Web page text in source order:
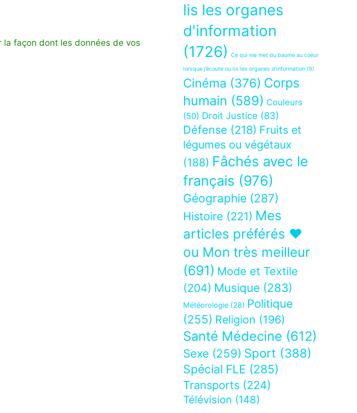
la façon dont les données de vos
lis les organes
d'information
(1726)
Ce qui me met du baume au coeur
lorsque j’écoute ou lis les organes d’information (9)
Cinéma (376) Corps
humain (589) Couleurs
(50) Droit Justice (83)
Défense (218) Fruits et
légumes ou végétaux
(188) Fâchés avec le
français (976)
Géographie (287)
Histoire (221) Mes
articles préférés ❤
ou Mon très meilleur
(691) Mode et Textile
(204) Musique (283)
Météorologie (28) Politique
(255) Religion (196)
Santé Médecine (612)
Sexe (259) Sport (388)
Spécial FLE (285)
Transports (224)
Télévision (148)